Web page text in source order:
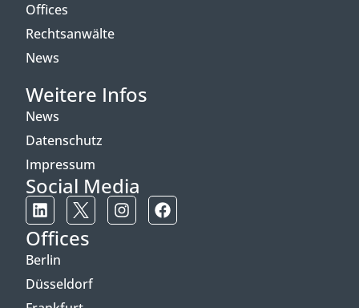
Offices
Rechtsanwälte
News
Weitere Infos
News
Datenschutz
Impressum
Social Media
Offices
Berlin
Düsseldorf